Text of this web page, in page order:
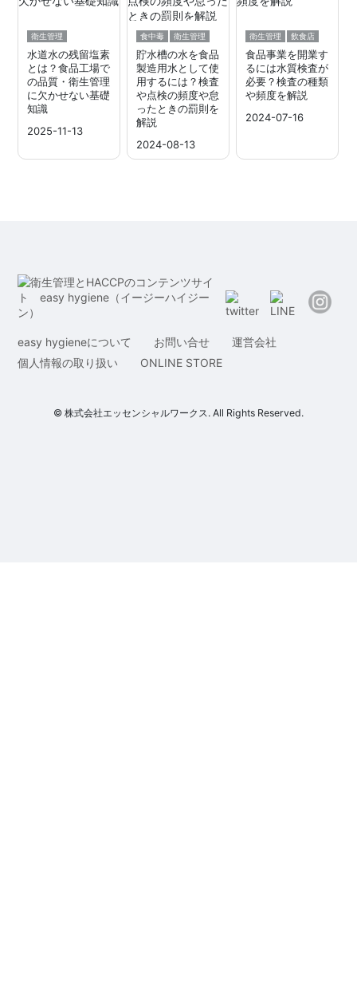
衛生管理
水道水の残留塩素
とは？食品工場で
の品質・衛生管理
に欠かせない基礎
知識
2025-11-13
食中毒 衛生管理
貯水槽の水を食品
製造用水として使
用するには？検査
や点検の頻度や怠
ったときの罰則を
解説
2024-08-13
衛生管理 飲食店
食品事業を開業す
るには水質検査が
必要？検査の種類
や頻度を解説
2024-07-16
easy hygieneについて お問い合せ
運営会社
個人情報の取り扱い
ONLINE STORE
© 株式会社エッセンシャルワークス. All Rights Reserved.